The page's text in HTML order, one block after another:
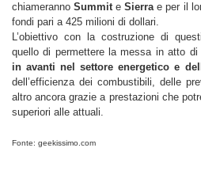
chiamerannoSummiteSierrae per il
fondi pari a 425 milioni di dollari.
L’obiettivo con la costruzione di
quello di permettere la messa in atto di
in avanti nel settore energetico e
dell’efficienza dei combustibili, delle
altro ancora grazie a prestazioni che
superiori alle attuali.
Fonte: geekissimo.com